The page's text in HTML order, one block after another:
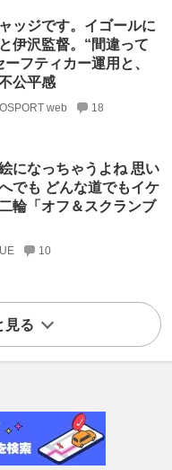
ッジです。イゴールに
伊沢監督。“間違って
フティカー運用と、
公平感
web 18
になっちゃうよね 思い
でも どんな道でもイケ
輪「オフ＆スクランブ
10
見る